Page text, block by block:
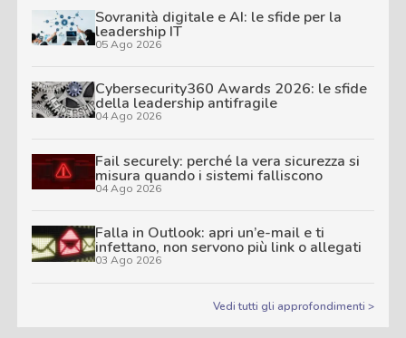
Sovranità digitale e AI: le sfide per la
leadership IT
05 Ago 2026
Cybersecurity360 Awards 2026: le sfide
della leadership antifragile
04 Ago 2026
Fail securely: perché la vera sicurezza si
misura quando i sistemi falliscono
04 Ago 2026
Falla in Outlook: apri un’e-mail e ti
infettano, non servono più link o allegati
03 Ago 2026
Vedi tutti gli approfondimenti >